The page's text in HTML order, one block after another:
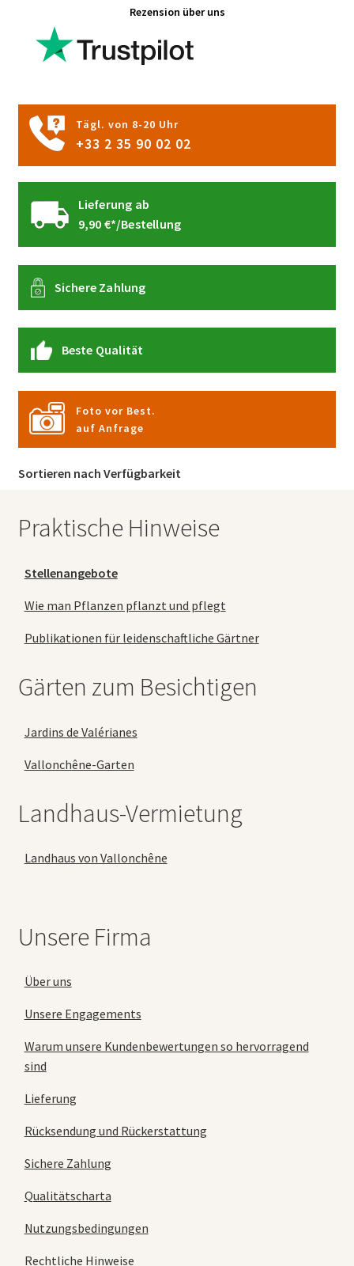
Rezension über uns
Tägl. von 8-20 Uhr
+33 2 35 90 02 02
Lieferung ab
9,90 €*/Bestellung
Sichere Zahlung
Beste Qualität
Foto vor Best.
auf Anfrage
Sortieren nach Verfügbarkeit
Praktische Hinweise
Stellenangebote
Wie man Pflanzen pflanzt und pflegt
Publikationen für leidenschaftliche Gärtner
Gärten zum Besichtigen
Jardins de Valérianes
Vallonchêne-Garten
Landhaus-Vermietung
Landhaus von Vallonchêne
Unsere Firma
Über uns
Unsere Engagements
Warum unsere Kundenbewertungen so hervorragend
sind
Lieferung
Rücksendung und Rückerstattung
Sichere Zahlung
Qualitätscharta
Nutzungsbedingungen
Rechtliche Hinweise